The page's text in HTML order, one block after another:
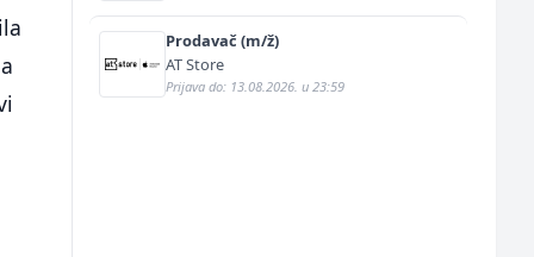
Prodavač (m/ž)
AT Store
Prijava do: 13.08.2026. u 23:59